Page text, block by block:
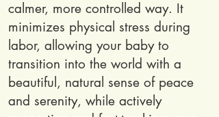
calmer, more controlled way. It
minimizes physical stress during
labor, allowing your baby to
transition into the world with a
beautiful, natural sense of peace
and serenity, while actively